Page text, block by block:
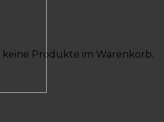
keine Produkte im Warenkorb.